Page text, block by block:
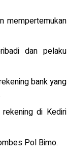
mempertemukan
dan pelaku
bank yang
rekening di Kediri
Pol Bimo.